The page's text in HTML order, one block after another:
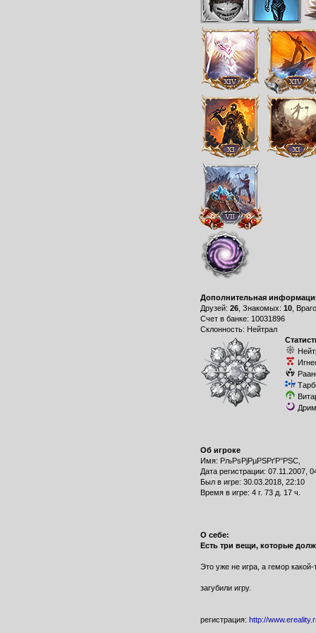
Дополнительная
Друзей: 26, Знакомых: 10,
Счет в банке: 10031896
Склонность: Нейтрал
Об игроке
Имя: РљРѕРјРµРЅРґР°РЅС‚
Дата регистрации: 07.11.2007,
Был в игре: 30.03.2018, 22:10
Время в игре: 4 г. 73 д. 17 ч.
О себе:
Есть три вещи, которые
Это уже не игра, а гемор какой-
загубили игру.
регистрация: http://